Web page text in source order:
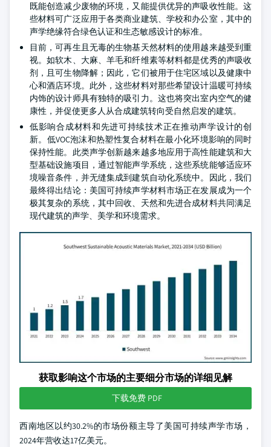
既能创造减少废物的环境，又能提供优异的声吸收性能。这
些材料可广泛应用于各类商业建筑、学校和办公室，其中的
声学绝缘符合绿色认证和生态敏感设计的标准。
目前，可再生且无毒的生物基天然材料的使用越来越受到重
视。如软木、大麻、羊毛和纤维素等材料都是优秀的声吸收
剂，且可生物降解；因此，它们被用于住宅区域以及健康中
心和酒店环境。此外，这些材料对那些希望设计温暖可持续
内饰的设计师具有独特的吸引力。这也将突出室内空气的健
康性，并促使更多人从合成建筑转向受自然启发的建筑。
低影响合成材料和先进可持续技术正在推动声学设计的创
新。低VOC泡沫和热塑性复合材料在最小化环境影响的同时
保持性能。此类声学创新越来越多地应用于高性能建筑和大
型基础设施项目，通过智能声学系统，这些系统能够适应环
境噪音条件，并无缝集成到建筑自动化系统中。因此，我们
最终得出结论：美国可持续声学材料市场正在发展成为一个
极其复杂的系统，其中回收、天然和先进合成材料共同满足
现代建筑的声学、美学和环境需求。
获取影响这个市场的主要细分市场的详细见解
下载免费 PDF
西南地区以约30.2%的市场份额主导了美国可持续声学市场，
2024年营收达17亿美元。